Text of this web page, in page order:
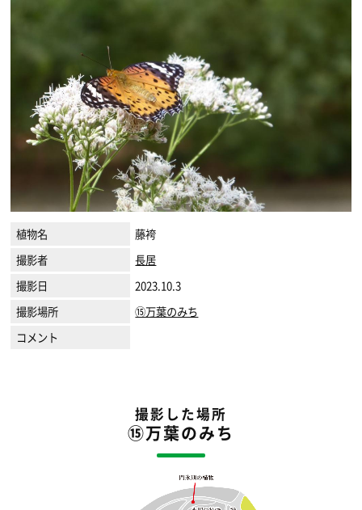
植物名
藤袴
撮影者
長居
撮影日
2023.10.3
撮影場所
⑮万葉のみち
コメント
撮影した場所
⑮万葉のみち